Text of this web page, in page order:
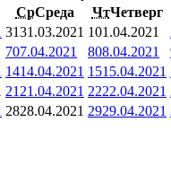
СрСреда ЧтЧетверг
3131.03.2021 101.04.2021
707.04.2021 808.04.2021
1414.04.2021 1515.04.2021
21 21.04.2021 2222.04.2021
2828.04.2021 2929.04.2021